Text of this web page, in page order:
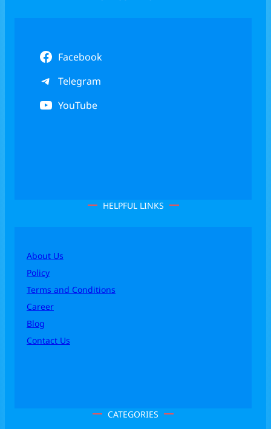
Facebook
Telegram
YouTube
HELPFUL LINKS
About Us
Policy
Terms and Conditions
Career
Blog
Contact Us
CATEGORIES